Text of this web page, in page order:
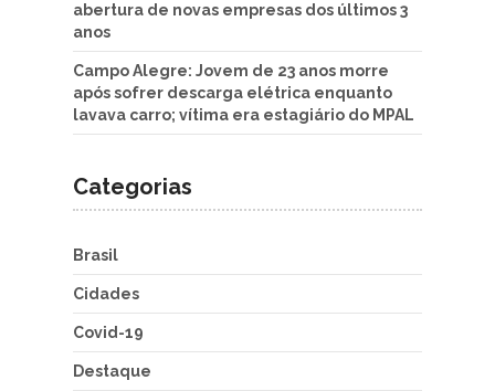
abertura de novas empresas dos últimos 3
anos
Campo Alegre: Jovem de 23 anos morre
após sofrer descarga elétrica enquanto
lavava carro; vítima era estagiário do MPAL
Categorias
Brasil
Cidades
Covid-19
Destaque